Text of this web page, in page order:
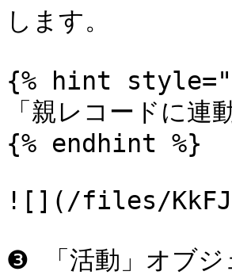
します。
{% hint
「親レコードに
{% endhint %}
![](/files/
❸ 「活動」オブジ